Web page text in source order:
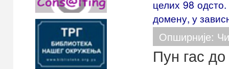
целих 98
домену, у
Опширније:
Пун гас